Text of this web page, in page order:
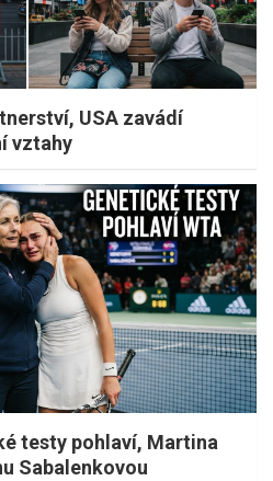
USA zavádí
vztahy
testy pohlaví, Martina
Sabalenkovou